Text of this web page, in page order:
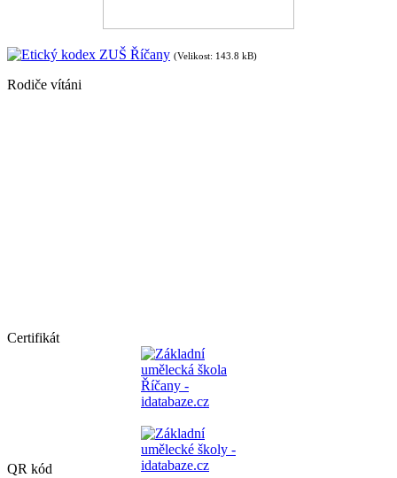
Etický kodex ZUŠ Říčany (Velikost: 143.8 kB)
Rodiče vítáni
Certifikát
QR kód